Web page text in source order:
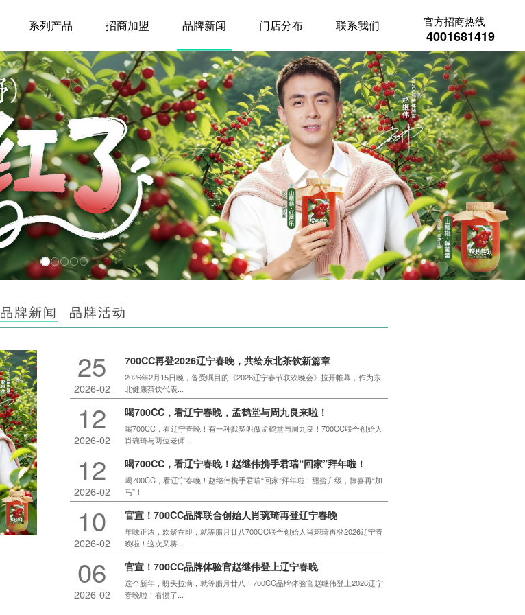
系列产品 招商加盟 品牌新闻 门店分布 联系我们 官方招商热线
4001681419
Next
品牌新闻 品牌活动
25
2026-02
700CC再登2026辽宁春晚，共绘东北茶饮新篇章
2026年2月15日晚，备受瞩目的《2026辽宁春节联欢晚会》拉开帷幕，作为东
北健康茶饮代表...
12
2026-02
喝700CC，看辽宁春晚，孟鹤堂与周九良来啦！
喝700CC，看辽宁春晚！有一种默契叫做孟鹤堂与周九良！700CC联合创始人
肖琬琦与两位老师...
12
2026-02
喝700CC，看辽宁春晚！赵继伟携手君瑞“回家”拜年啦！
喝700CC，看辽宁春晚！赵继伟携手君瑞“回家”拜年啦！甜蜜升级，惊喜再“加
马”！
10
2026-02
官宣！700CC品牌联合创始人肖琬琦再登辽宁春晚
年味正浓，欢聚在即，就等腊月廿八700CC联合创始人肖琬琦再登2026辽宁春
晚啦！这次又将...
06
2026-02
官宣！700CC品牌体验官赵继伟登上辽宁春晚
这个新年，盼头拉满，就等腊月廿八！700CC品牌体验官赵继伟登上2026辽宁
春晚啦！看惯了...